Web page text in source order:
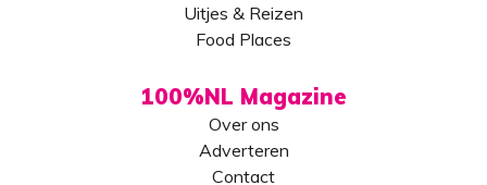
Uitjes & Reizen
Food Places
100%NL Magazine
Over ons
Adverteren
Contact